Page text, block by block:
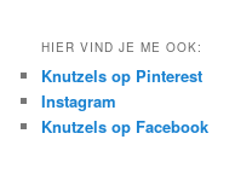
HIER VIND JE ME OOK:
Knutzels op Pinterest
Instagram
Knutzels op Facebook